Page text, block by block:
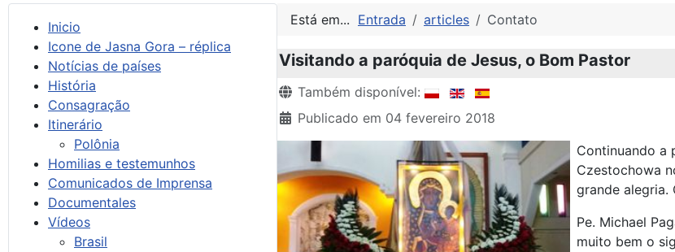
Inicio
Icone de Jasna Gora – réplica
Notícias de países
História
Consagração
Itinerário
Polônia
Homilias e testemunhos
Comunicados de Imprensa
Documentales
Vídeos
Brasil
Está em... Entrada articles Contato
Visitando a paróquia de Jesus, o Bom Pastor
Detalhes
Também disponível:
Publicado em 04 fevereiro 2018
Continuando a
Czestochowa
grande alegria.
Pe. Michael
muito bem o